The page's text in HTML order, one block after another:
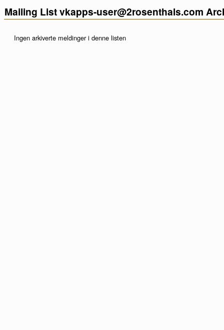
Mailing List vkapps-user@2rosenthals.com
Ingen arkiverte meldinger i denne listen